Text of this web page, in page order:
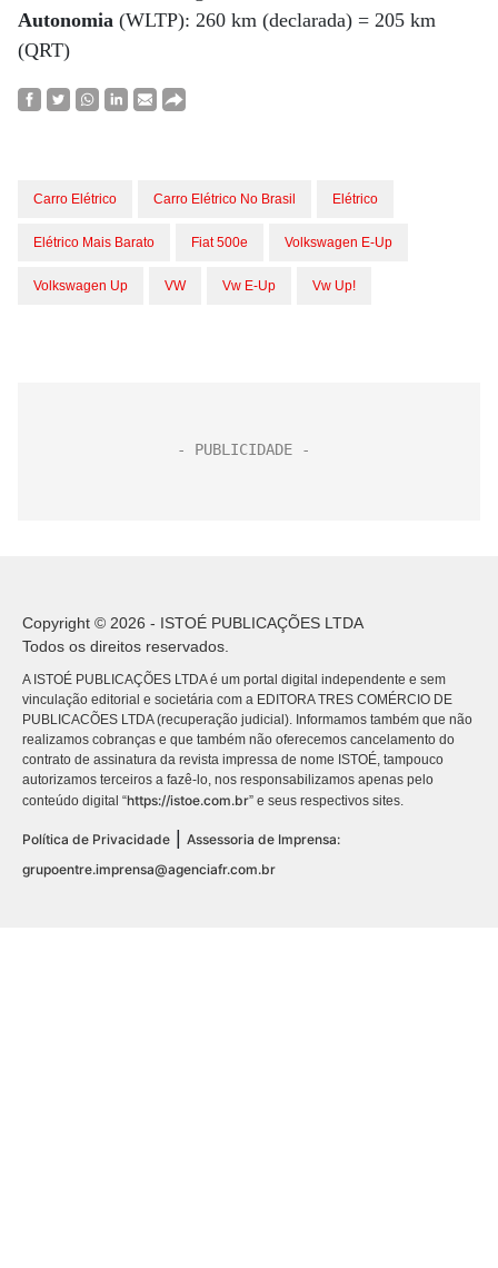
Autonomia (WLTP): 260 km (declarada) = 205 km
(QRT)
Carro Elétrico Carro Elétrico No Brasil Elétrico
Elétrico Mais Barato Fiat 500e Volkswagen E-Up
Volkswagen Up VW Vw E-Up Vw Up!
Copyright © 2026 - ISTOÉ PUBLICAÇÕES LTDA
Todos os direitos reservados.
A ISTOÉ PUBLICAÇÕES LTDA é um portal digital independente e sem
vinculação editorial e societária com a EDITORA TRES COMÉRCIO DE
PUBLICACÕES LTDA (recuperação judicial). Informamos também que não
realizamos cobranças e que também não oferecemos cancelamento do
contrato de assinatura da revista impressa de nome ISTOÉ, tampouco
autorizamos terceiros a fazê-lo, nos responsabilizamos apenas pelo
conteúdo digital “https://istoe.com.br” e seus respectivos sites.
Política de Privacidade
Assessoria de Imprensa:
grupoentre.imprensa@agenciafr.com.br